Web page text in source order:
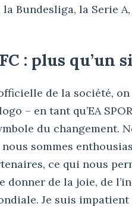
Bundesliga, la Serie
: plus qu’un
de la société,
– en tant qu’EA
du
sommes
ce qui nous
donner de la joie, de
Je suis